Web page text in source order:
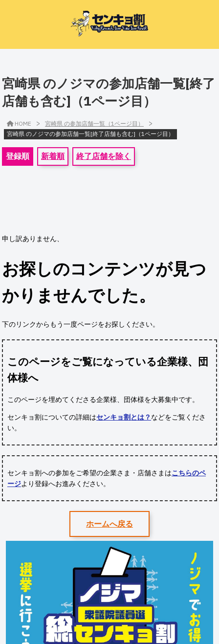
宮崎県 のノジマの参加店舗一覧[終了
店舗も含む]（1ページ目）
HOME > 宮崎県 の参加店舗一覧（1ページ目） >
宮崎県 のノジマの参加店舗一覧[終了店舗も含む]（1ページ目）
登録順 新着順 終了店舗を除く
申し訳ありません、
お探しのコンテンツが見つ
かりませんでした。
下のリンクからもう一度ページをお探しください。
このページをご覧になっている企業様、団
体様へ
このページを埋めてくださる企業様、団体様を大募集中です。
センキョ割についての詳細はセンキョ割とは？ などをご覧くださ
い。
センキョ割への参加をご希望の企業さま・店舗さまはこちらのペ
ージより登録へお進みください。
ホームへ戻る